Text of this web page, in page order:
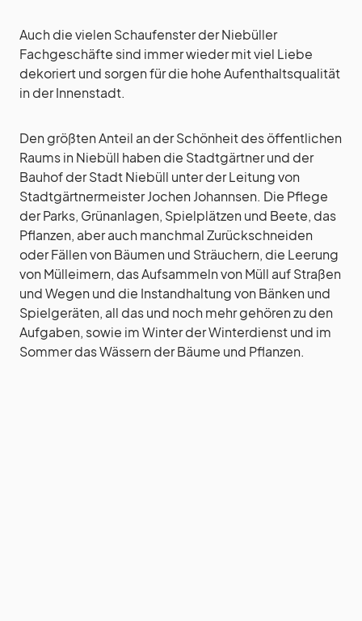
Auch die vielen Schaufenster der Niebüller
Fachgeschäfte sind immer wieder mit viel Liebe
dekoriert und sorgen für die hohe Aufenthaltsqualität
in der Innenstadt.
Den größten Anteil an der Schönheit des öffentlichen
Raums in Niebüll haben die Stadtgärtner und der
Bauhof der Stadt Niebüll unter der Leitung von
Stadtgärtnermeister Jochen Johannsen. Die Pflege
der Parks, Grünanlagen, Spielplätzen und Beete, das
Pflanzen, aber auch manchmal Zurückschneiden
oder Fällen von Bäumen und Sträuchern, die Leerung
von Mülleimern, das Aufsammeln von Müll auf Straßen
und Wegen und die Instandhaltung von Bänken und
Spielgeräten, all das und noch mehr gehören zu den
Aufgaben, sowie im Winter der Winterdienst und im
Sommer das Wässern der Bäume und Pflanzen.